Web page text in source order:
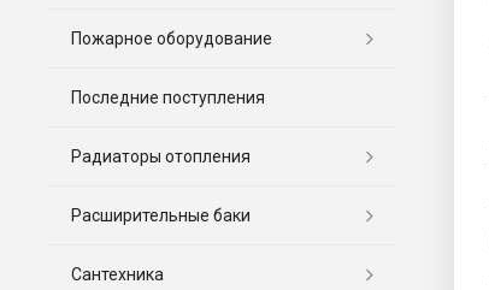
Пожарное оборудование
Последние поступления
Радиаторы отопления
Расширительные баки
Сантехника